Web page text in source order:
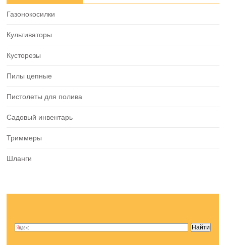
Газонокосилки
Культиваторы
Кусторезы
Пилы цепные
Пистолеты для полива
Садовый инвентарь
Триммеры
Шланги